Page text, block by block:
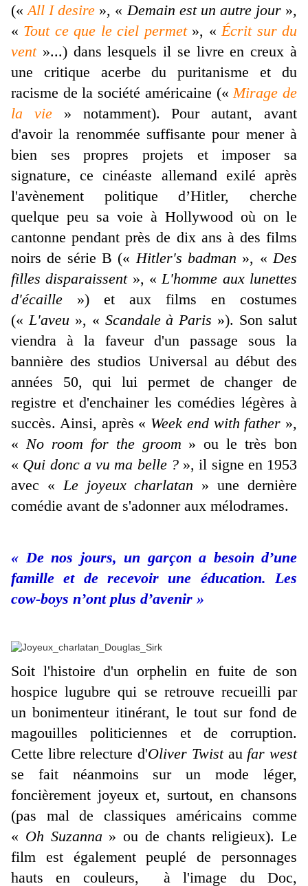
(«All I desire », « Demain est un autre jour»,
« Tout ce que le ciel permet», « Écrit sur du
vent »...) dans lesquels il se livre en creux à
une critique acerbe du puritanisme et du
racisme de la société américaine (« Mirage de
la vie» notamment). Pour autant, avant
d'avoir la renommée suffisante pour mener à
bien ses propres projets et imposer sa
signature, ce cinéaste allemand exilé après
l'avènement politique d’Hitler, cherche
quelque peu sa voie à Hollywood où on le
cantonne pendant près de dix ans à des films
noirs de série B (« Hitler's badman », « Des
filles disparaissent», « L'homme aux lunettes
d'écaille ») et aux films en costumes
(« L'aveu», « Scandale à Paris »). Son salut
viendra à la faveur d'un passage sous la
bannière des studios Universal au début des
années 50, qui lui permet de changer de
registre et d'enchainer les comédies légères à
succès. Ainsi, après « Week end with father »,
« No room for the groom » ou le très bon
« Qui donc a vu ma belle ?», il signe en 1953
avec « Le joyeux charlatan » une dernière
comédie avant de s'adonner aux mélodrames.
« De nos jours, un garçon a besoin d’une
famille et de recevoir une éducation. Les
cow-boys n’ont plus d’avenir »
Soit l'histoire d'un orphelin en fuite de son
hospice lugubre qui se retrouve recueilli par
un bonimenteur itinérant, le tout sur fond de
magouilles politiciennes et de corruption.
Cette libre relecture d'Oliver Twistau far west
se fait néanmoins sur un mode léger,
foncièrement joyeux et, surtout, en chansons
(pas mal de classiques américains comme
« Oh Suzanna » ou de chants religieux). Le
film est également peuplé de personnages
hauts en couleurs, à l'image du Doc,